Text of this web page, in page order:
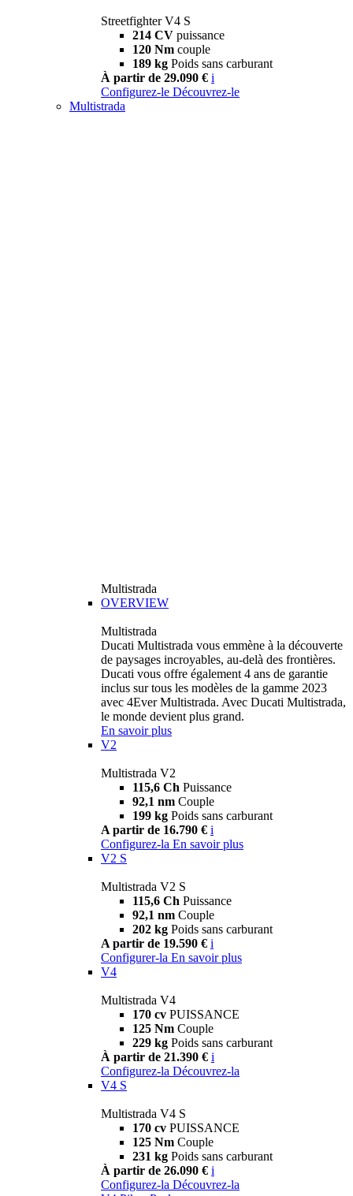
Streetfighter V4 S
214 CV puissance
120 Nm couple
189 kg Poids sans carburant
À partir de 29.090 € i
Configurez-le Découvrez-le
Multistrada
Multistrada
OVERVIEW
Multistrada
Ducati Multistrada vous emmène à la découverte
de paysages incroyables, au-delà des frontières.
Ducati vous offre également 4 ans de garantie
inclus sur tous les modèles de la gamme 2023
avec 4Ever Multistrada. Avec Ducati Multistrada,
le monde devient plus grand.
En savoir plus
V2
Multistrada V2
115,6 Ch Puissance
92,1 nm Couple
199 kg Poids sans carburant
A partir de 16.790 € i
Configurez-la En savoir plus
V2 S
Multistrada V2 S
115,6 Ch Puissance
92,1 nm Couple
202 kg Poids sans carburant
A partir de 19.590 € i
Configurer-la En savoir plus
V4
Multistrada V4
170 cv PUISSANCE
125 Nm Couple
229 kg Poids sans carburant
À partir de 21.390 € i
Configurez-la Découvrez-la
V4 S
Multistrada V4 S
170 cv PUISSANCE
125 Nm Couple
231 kg Poids sans carburant
À partir de 26.090 € i
Configurez-la Découvrez-la